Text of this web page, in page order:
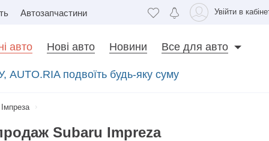
Увійти в
Автозапчастини
авто Нові авто Новини Все для авто
AUTO.RIA подвоїть будь-яку суму
Імпреза
Subaru Impreza